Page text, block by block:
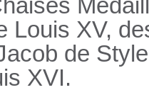
Louis XV,
de
XVI.